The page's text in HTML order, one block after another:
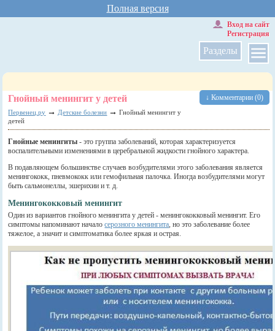
Полная версия
Разделы
Вход на сайт
Регистрация
↓ Комментарии (0)
Гнойный менингит у детей
Первенец.ру → Детские болезни → Гнойный менингит у
детей
Гнойные менингиты - это группа заболеваний, которая характеризуется
воспалительными изменениями в церебральной жидкости гнойного характера.
В подавляющем большинстве случаев возбудителями этого заболевания является
менингококк, пневмококк или гемофильная палочка. Иногда возбудителями могут
быть сальмонеллы, эшерихии и т. д.
Менингококковый менингит
Один из вариантов гнойного менингита у детей - менингококковый менингит. Его
симптомы напоминают началосерозного менингита, но это заболевание более
тяжелое, а значит и симптоматика более яркая и острая.